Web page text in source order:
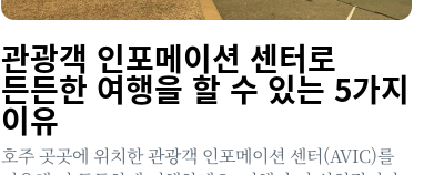
관광객 인포메이션 센터로
든든한 여행을 할 수 있는 5가지
이유
호주 곳곳에 위치한 관광객 인포메이션 센터(AVIC)를